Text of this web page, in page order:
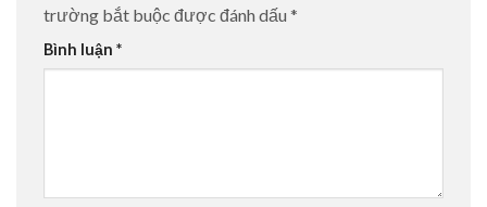
trường bắt buộc được đánh dấu *
Bình luận *